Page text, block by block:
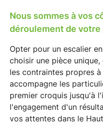
Nous sommes à vos
déroulement de
Opter pour un escalier
choisir une pièce
les contraintes propres
accompagne les
premier croquis jusqu'à
l'engagement d'un
vos attentes dans le